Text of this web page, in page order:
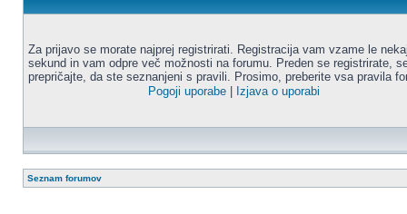
Za prijavo se morate najprej registrirati. Registracija vam vzame le
sekund in vam odpre več možnosti na forumu. Preden se registrirate,
prepričajte, da ste seznanjeni s pravili. Prosimo, preberite vsa pravila
Pogoji uporabe
Izjava o uporabi
Seznam forumov